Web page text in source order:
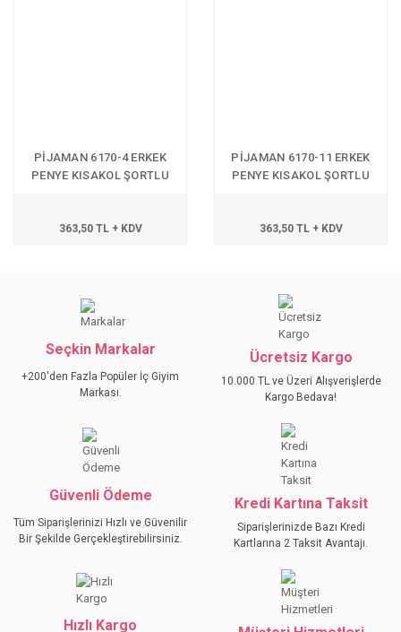
PİJAMAN 6170-4 ERKEK
PENYE KISAKOL ŞORTLU
363,50 TL + KDV
PİJAMAN 6170-11 ERKEK
PENYE KISAKOL ŞORTLU
363,50 TL + KDV
Seçkin Markalar
+200'den Fazla Popüler İç Giyim
Markası.
Ücretsiz Kargo
10.000 TL ve Üzeri Alışverişlerde
Kargo Bedava!
Güvenli Ödeme
Tüm Siparişlerinizi Hızlı ve Güvenilir
Bir Şekilde Gerçekleştirebilirsiniz.
Kredi Kartına Taksit
Siparişlerinizde Bazı Kredi
Kartlarına 2 Taksit Avantajı.
Hızlı Kargo